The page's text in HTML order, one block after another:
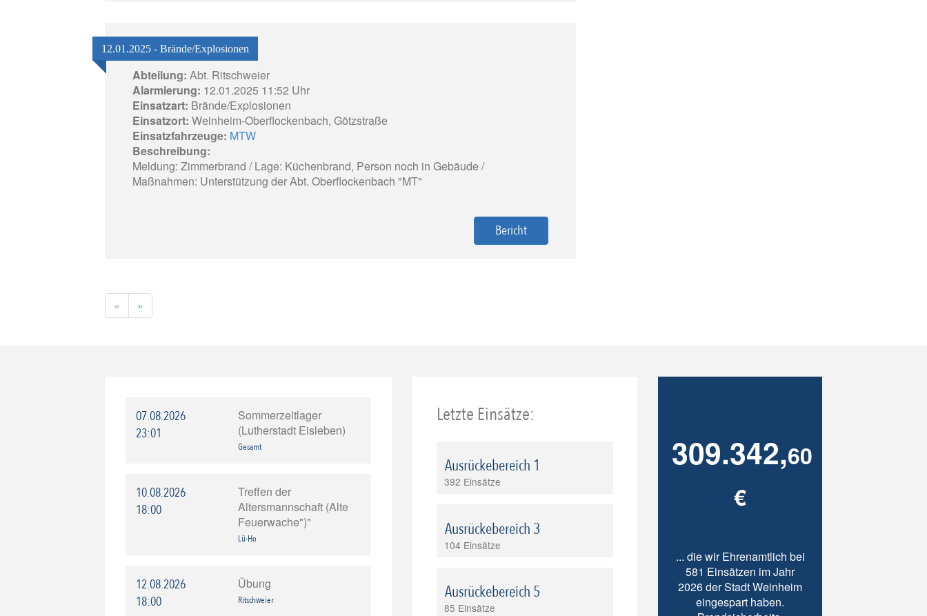
12.01.2025 - Brände/Explosionen
Abteilung: Abt. Ritschweier
Alarmierung: 12.01.2025 11:52 Uhr
Einsatzart: Brände/Explosionen
Einsatzort: Weinheim-Oberflockenbach, Götzstraße
Einsatzfahrzeuge: MTW
Beschreibung:
Meldung: Zimmerbrand / Lage: Küchenbrand, Person noch in Gebäude /
Maßnahmen: Unterstützung der Abt. Oberflockenbach "MT"
Bericht
« »
07.08.2026
23:01
Sommerzeltlager
(Lutherstadt Eisleben)
Gesamt
10.08.2026
18:00
Treffen der
Altersmannschaft (Alte
Feuerwache")"
Lü-Ho
12.08.2026
18:00
Übung
Ritschweier
Letzte Einsätze:
Ausrückebereich 1
392 Einsätze
Ausrückebereich 3
104 Einsätze
Ausrückebereich 5
85 Einsätze
309.342,60
€
... die wir Ehrenamtlich bei
581 Einsätzen im Jahr
2026 der Stadt Weinheim
eingespart haben.